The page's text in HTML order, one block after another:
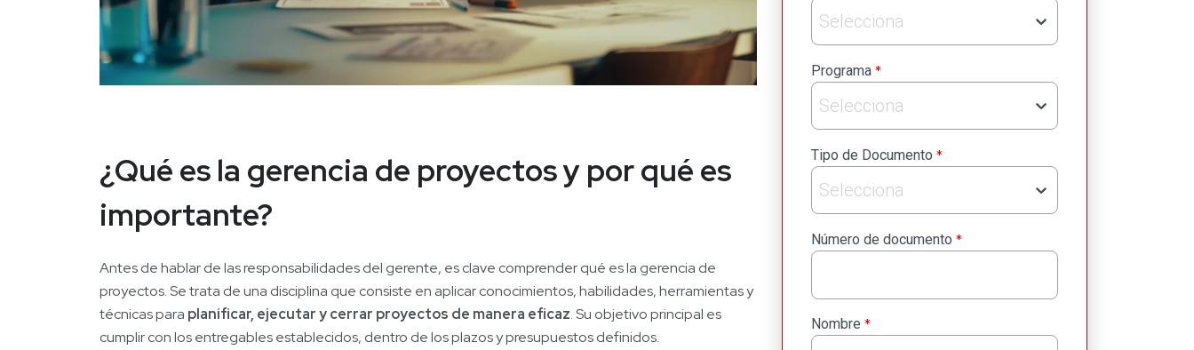
¿Qué es la gerencia de proyectos y por qué es
importante?
Antes de hablar de las responsabilidades del gerente, es clave comprender qué es la gerencia de
proyectos. Se trata de una disciplina que consiste en aplicar conocimientos, habilidades, herramientas y
técnicas para planificar, ejecutar y cerrar proyectos de manera eficaz. Su objetivo principal es
cumplir con los entregables establecidos, dentro de los plazos y presupuestos definidos.
Selecciona
Programa *
Selecciona
Tipo de Documento *
Selecciona
Número de documento *
Nombre *